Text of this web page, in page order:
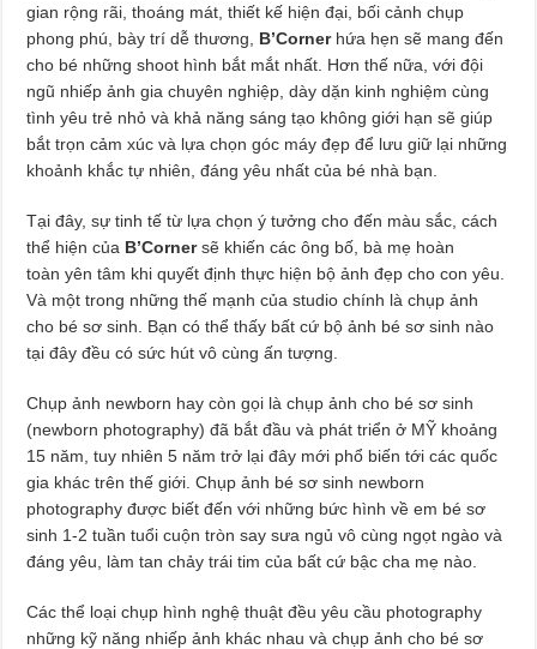
gian rộng rãi, thoáng mát, thiết kế hiện đại, bối cảnh chụp
phong phú, bày trí dễ thương, B’Cornerhứa hẹn sẽ mang đến
cho bé những shoot hình bắt mắt nhất. Hơn thế nữa, với đội
ngũ nhiếp ảnh gia chuyên nghiệp, dày dặn kinh nghiệm cùng
tình yêu trẻ nhỏ và khả năng sáng tạo không giới hạn sẽ giúp
bắt trọn cảm xúc và lựa chọn góc máy đẹp để lưu giữ lại những
khoảnh khắc tự nhiên, đáng yêu nhất của bé nhà bạn.
Tại đây, sự tinh tế từ lựa chọn ý tưởng cho đến màu sắc, cách
thể hiện của B’Cornersẽ khiến các ông bố, bà mẹ hoàn
toàn yên tâm khi quyết định thực hiện bộ ảnh đẹp cho con yêu.
Và một trong những thế mạnh của studio chính là chụp ảnh
cho bé sơ sinh. Bạn có thể thấy bất cứ bộ ảnh bé sơ sinh nào
tại đây đều có sức hút vô cùng ấn tượng.
Chụp ảnh newborn hay còn gọi là chụp ảnh cho bé sơ sinh
(newborn photography) đã bắt đầu và phát triển ở MỸ khoảng
15 năm, tuy nhiên 5 năm trở lại đây mới phổ biến tới các quốc
gia khác trên thế giới. Chụp ảnh bé sơ sinh newborn
photography được biết đến với những bức hình về em bé sơ
sinh 1-2 tuần tuổi cuộn tròn say sưa ngủ vô cùng ngọt ngào và
đáng yêu, làm tan chảy trái tim của bất cứ bậc cha mẹ nào.
Các thể loại chụp hình nghệ thuật đều yêu cầu photography
những kỹ năng nhiếp ảnh khác nhau và chụp ảnh cho bé sơ